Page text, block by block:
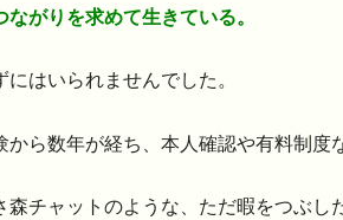
ながりを求めて生きている。
にはいられませんでした。
から数年が経ち、本人確認や有料制度
森チャットのような、ただ暇をつぶし